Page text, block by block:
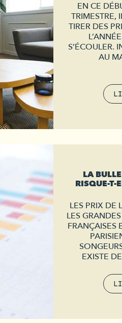
EN CE
TRIMESTRE,
TIRER DES
S’ÉCOULER.
AU
LA
RISQUE-T-
LES PRIX DE
LES
FRANÇAISES
EXISTE